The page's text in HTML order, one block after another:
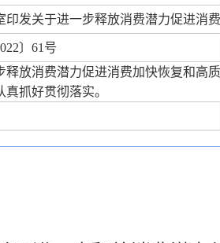
印发关于进一步释放消费潜力促进消
〕61号
释放消费潜力促进消费加快恢复和
抓好贯彻落实。